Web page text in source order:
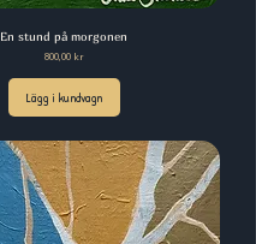
En stund på morgonen
Pris
800,00 kr
Lägg i kundvagn